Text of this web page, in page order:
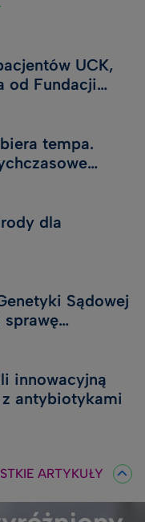
UCK,
od Fundacji
tempa.
dla
Sądowej
innowacyjną
antybiotykami
ARTYKUŁY